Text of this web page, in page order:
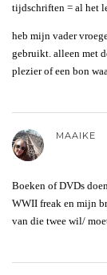
tijdschriften = al het
heb mijn vader
gebruikt. alleen met
plezier of een bon
MAAIKE
Boeken of DVDs
WWII freak en mijn
van die twee wil/